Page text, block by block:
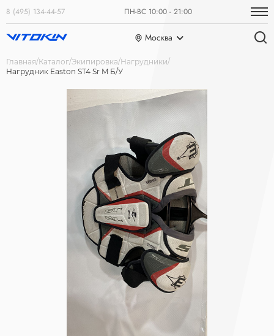
8 (495) 134-44-57 ПН-ВС 10:00 - 21:00
Москва
Главная Каталог Экипировка Нагрудники
Нагрудник Easton ST4 Sr M Б/У